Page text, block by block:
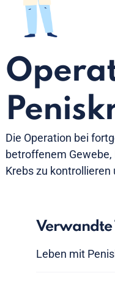
Die Operation bei
betroffenem
Krebs zu
Verwandte
Leben mit